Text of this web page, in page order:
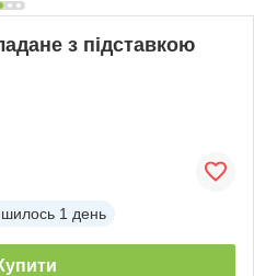
з підставкою
1 день